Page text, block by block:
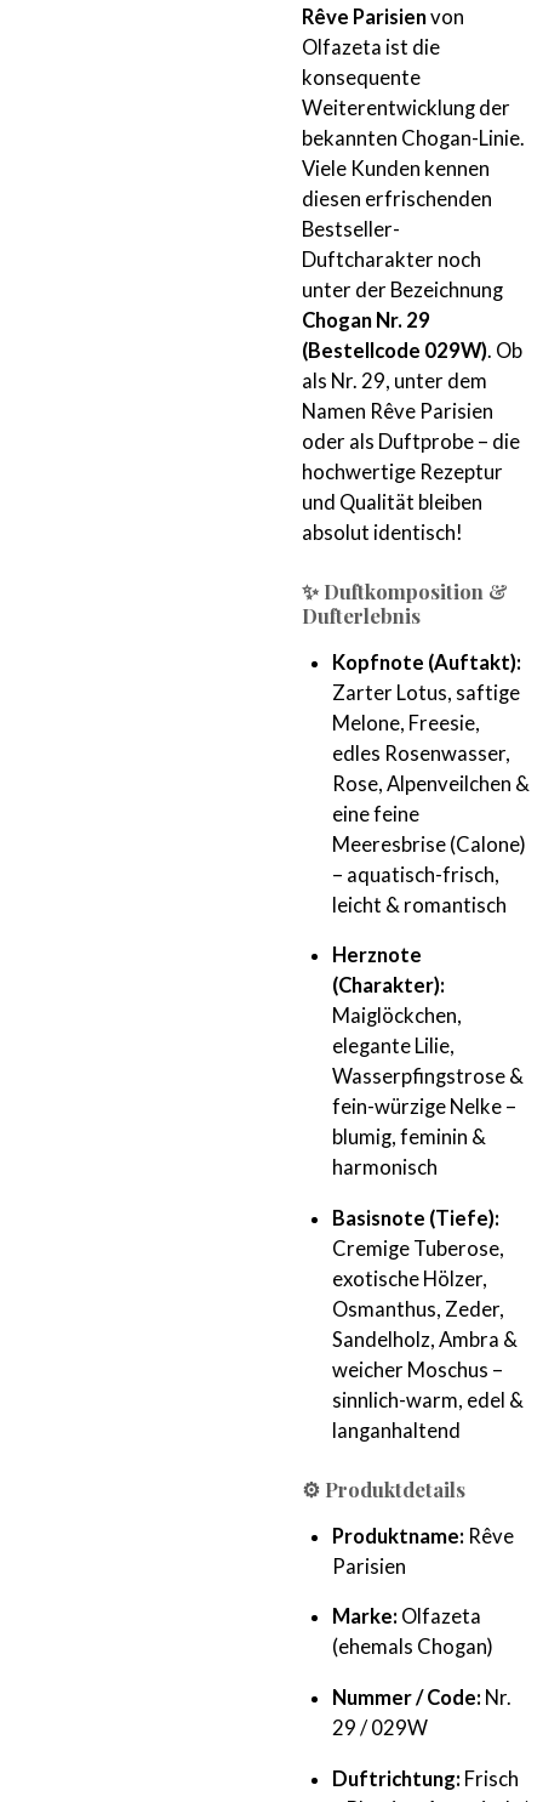
Rêve Parisienvon
Olfazeta ist die
konsequente
Weiterentwicklung der
bekannten Chogan-Linie.
Viele Kunden kennen
diesen erfrischenden
Bestseller-
Duftcharakter noch
unter der Bezeichnung
Chogan Nr. 29
(Bestellcode 029W). Ob
als Nr. 29, unter dem
Namen Rêve Parisien
oder als Duftprobe – die
hochwertige Rezeptur
und Qualität bleiben
absolut identisch!
✨ Duftkomposition &
Dufterlebnis
Kopfnote (Auftakt):
Zarter Lotus, saftige
Melone, Freesie,
edles Rosenwasser,
Rose, Alpenveilchen &
eine feine
Meeresbrise (Calone)
– aquatisch-frisch,
leicht & romantisch
Herznote
(Charakter):
Maiglöckchen,
elegante Lilie,
Wasserpfingstrose &
fein-würzige Nelke –
blumig, feminin &
harmonisch
Basisnote (Tiefe):
Cremige Tuberose,
exotische Hölzer,
Osmanthus, Zeder,
Sandelholz, Ambra &
weicher Moschus –
sinnlich-warm, edel &
langanhaltend
⚙️ Produktdetails
Produktname: Rêve
Parisien
Marke: Olfazeta
(ehemals Chogan)
Nummer / Code: Nr.
29 / 029W
Duftrichtung: Frisch